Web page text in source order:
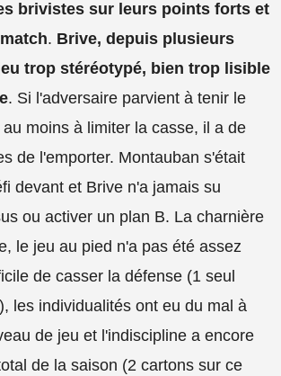
brivistes sur leurs points forts et
. Brive, depuis plusieurs
trop stéréotypé, bien trop lisible
. Si l'adversaire parvient à tenir le
moins à limiter la casse, il a de
de l'emporter. Montauban s'était
devant et Brive n'a jamais su
ou activer un plan B. La charnière
le jeu au pied n'a pas été assez
de casser la défense (1 seul
les individualités ont eu du mal à
de jeu et l'indiscipline a encore
de la saison (2 cartons sur ce